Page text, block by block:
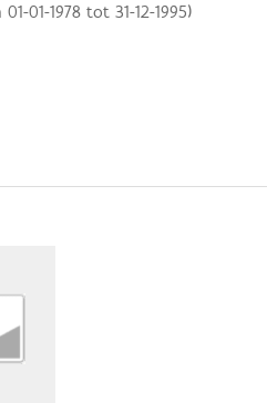
01-01-1978tot 31-12-1995)